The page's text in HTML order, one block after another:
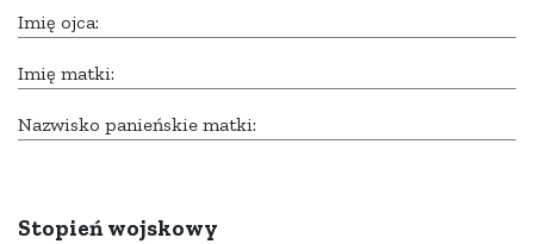
Imię ojca:
Imię matki:
Nazwisko panieńskie matki:
Stopień wojskowy